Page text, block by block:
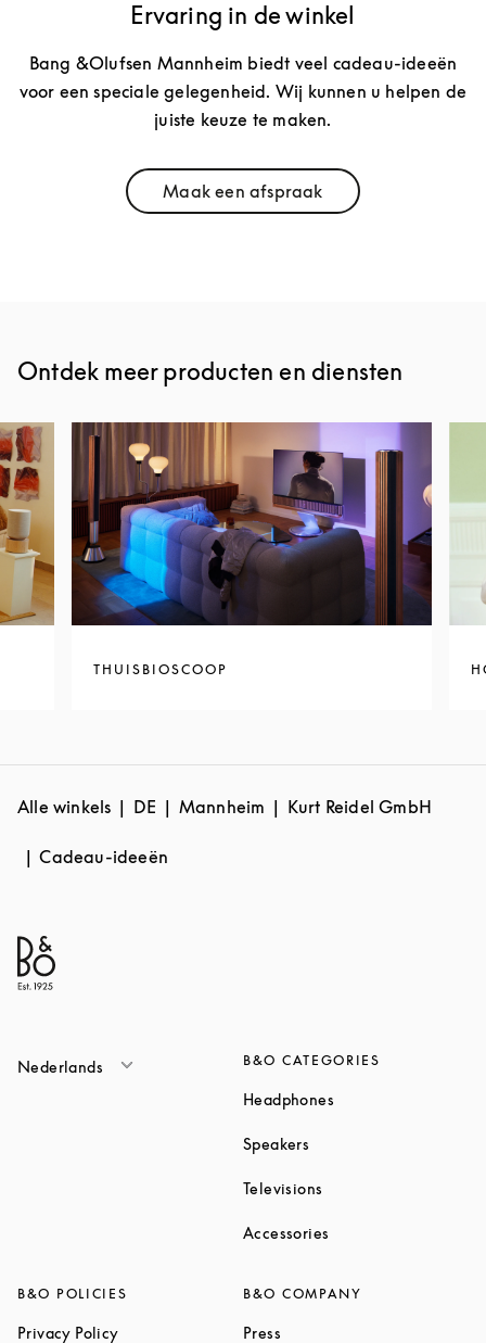
Ervaring in de winkel
Bang &Olufsen Mannheim biedt veel cadeau-ideeën
voor een speciale gelegenheid. Wij kunnen u helpen de
juiste keuze te maken.
Maak een afspraakLink Opens in New Tab
Ontdek meer producten en diensten
THUISBIOSCOOP
Alle winkels DE Mannheim Kurt Reidel GmbH
Cadeau-ideeën
Nederlands B&O CATEGORIES
Headphones
Speakers
Televisions
Accessories
B&O POLICIES
Privacy PolicyLink Opens in New Tab
B&O COMPANY
Press